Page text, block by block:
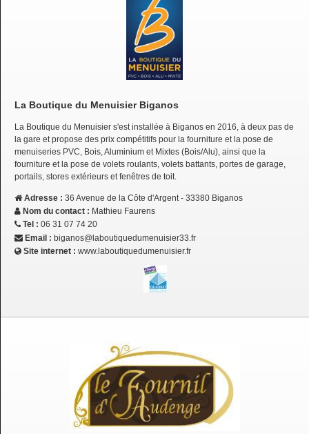
La Boutique du Menuisier Biganos
La Boutique du Menuisier s'est installée à Biganos en 2016, à deux pas de
la gare et propose des prix compétitifs pour la fourniture et la pose de
menuiseries PVC, Bois, Aluminium et Mixtes (Bois/Alu), ainsi que la
fourniture et la pose de volets roulants, volets battants, portes de garage,
portails, stores extérieurs et fenêtres de toit.
Adresse : 36 Avenue de la Côte d'Argent - 33380 Biganos
Nom du contact : Mathieu Faurens
Tel : 06 31 07 74 20
Email : biganos@laboutiquedumenuisier33.fr
Site internet : www.laboutiquedumenuisier.fr